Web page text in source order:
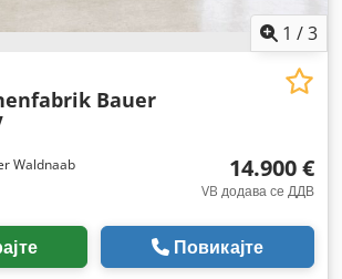
1 /3
Waldnaab
Bauer
14.900 €
VB додава се ДДВ
Повикајте